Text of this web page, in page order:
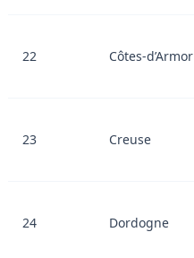
22 Côtes-d’Armor
23 Creuse
24 Dordogne